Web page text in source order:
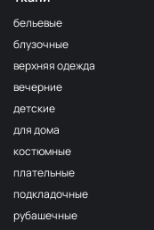
бельевые
блузочные
верхняя одежда
вечерние
детские
для дома
костюмные
плательные
подкладочные
рубашечные